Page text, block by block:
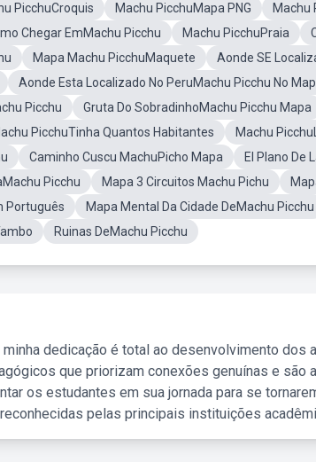
PicchuCroquis Machu PicchuMapa PNG Machu
Chegar EmMachu Picchu Machu PicchuPraia
Mapa Machu PicchuMaquete Aonde SE
Aonde Esta Localizado No PeruMachu Picchu No
Picchu
Gruta Do SobradinhoMachu Picchu Mapa
PicchuTinha Quantos Habitantes
Machu
Caminho Cuscu MachuPicho Mapa
El Plano De
Picchu
Mapa 3 Circuitos Machu Pichu
Português
Mapa Mental Da Cidade DeMachu Picchu
Ruinas DeMachu Picchu
minha dedicação é total ao desenvolvimento dos
que priorizam conexões genuínas e são
os estudantes em sua jornada para se
pelas principais instituições